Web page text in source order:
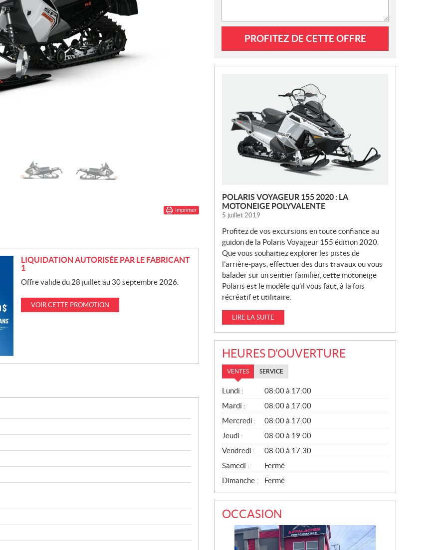
Imprimer
LIQUIDATION AUTORISÉE PAR LE FABRICANT
1
Offre valide du 28 juillet au 30 septembre 2026.
VOIR CETTE PROMOTION
PROFITEZ DE CETTE OFFRE
POLARIS VOYAGEUR 155 2020 : LA
MOTONEIGE POLYVALENTE
5 juillet 2019
Profitez de vos excursions en toute confiance au
guidon de la Polaris Voyageur 155 édition 2020.
Que vous souhaitiez explorer les pistes de
l’arrière-pays, effectuer des durs travaux ou vous
balader sur un sentier familier, cette motoneige
Polaris est le modèle qu’il vous faut, à la fois
récréatif et utilitaire.
LIRE LA SUITE
HEURES D'OUVERTURE
VENTES SERVICE
V
E
N
T
E
S
Lundi :
08:00 à 17:00
Mardi :
08:00 à 17:00
Mercredi :
08:00 à 17:00
Jeudi :
08:00 à 19:00
Vendredi :
08:00 à 17:30
Samedi :
Fermé
Dimanche :
Fermé
OCCASION